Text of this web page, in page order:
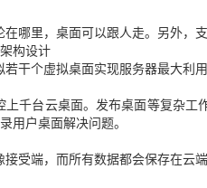
在哪里，桌面可以跟人走。另外，
构设计
若干个虚拟桌面实现服务器最大利
上千台云桌面。发布桌面等复杂
用户桌面解决问题。
接受端，而所有数据都会保存在云